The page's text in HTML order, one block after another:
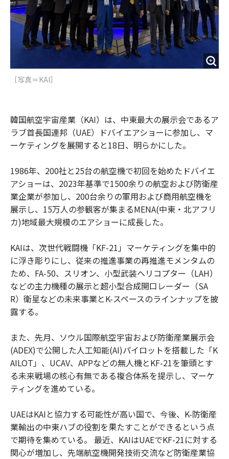
［写真＝KAI］
韓国航空宇宙産業（KAI）は、中東最大の展示会であるア
ラブ首長国連邦（UAE）ドバイエアショーに参加し、マ
ーケティングを展開すると18日、明らかにした。
1986年、200社と25台の航空機で初回を始めたドバイエ
アショーは、2023年基準で1500余りの航空および防衛産
業企業が参加し、200台余りの軍用および商用航空機を
展示し、15万人の参観客が集まるMENA(中東・北アフリ
カ)地域最大規模のエアショーに成長した。
KAIは、次世代戦闘機「KF-21」マーケティングを集中的
に浮き彫りにし、従来の推進事業の再推進モメンタムの
ため、FA-50、スリオン、小型武装ヘリコプター（LAH）
などの主力機種の展示と超小型合成開口レーダー（SA
R）衛星などの未来事業とK-スペースのラインナップを披
露する。
また、先月、ソウル国際航空宇宙および防衛産業展示会
(ADEX)で公開した人工知能(AI)パイロットを搭載した「K
AILOT」、UCAV、APPなどの無人機とKF-21を筆頭とす
る未来戦場の核心有無である複合体系を提示し、マーケ
ティングを進めている。
UAEはKAIと協力する可能性が高い国で、今後、K-防衛産
業輸出の中東ハブの役割を果たすことができるという点
で期待を集めている。 最近、KAIはUAEでKF-21に対する
関心が増加し、先端航空機開発技術交流など防衛産業協